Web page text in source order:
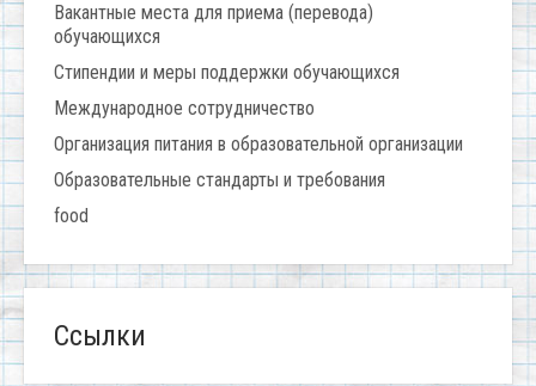
Вакантные места для приема (перевода)
обучающихся
Стипендии и меры поддержки обучающихся
Международное сотрудничество
Организация питания в образовательной организации
Образовательные стандарты и требования
food
Ссылки